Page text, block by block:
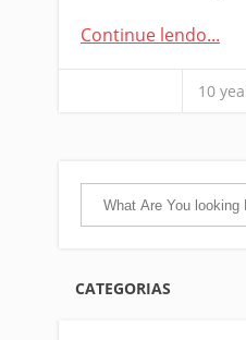
Continue lendo...
10
CATEGORIAS